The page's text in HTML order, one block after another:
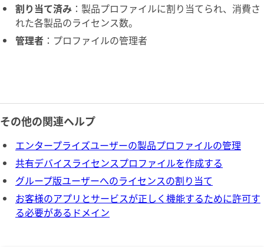
割り当て済み ：製品プロファイルに割り当てられ、消費さ
れた各製品のライセンス数。
管理者 ：プロファイルの管理者
その他の関連ヘルプ
エンタープライズユーザーの製品プロファイルの管理
共有デバイスライセンスプロファイルを作成する
グループ版ユーザーへのライセンスの割り当て
お客様のアプリとサービスが正しく機能するために許可す
る必要があるドメイン